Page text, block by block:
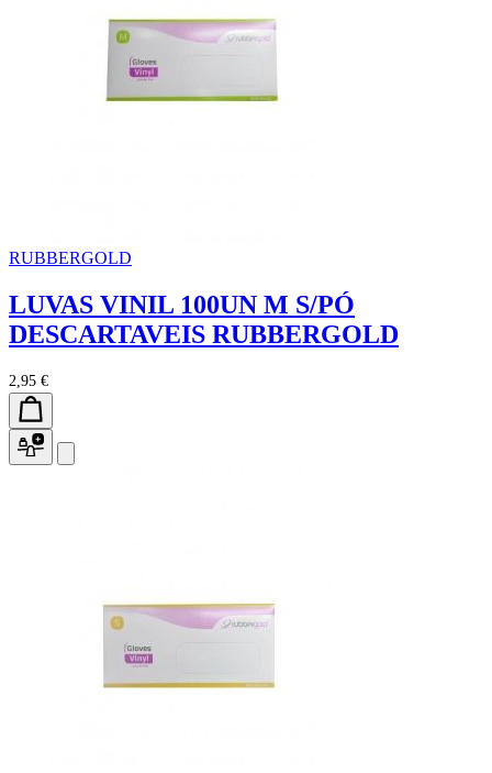
RUBBERGOLD
LUVAS VINIL 100UN M S/PÓ
DESCARTAVEIS RUBBERGOLD
2,95 €